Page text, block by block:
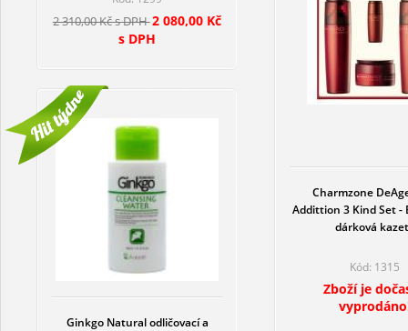
2 310,00 Kč s DPH2 080,00 Kč
s DPH
Ginkgo Natural odličovací a
Charmzone
Addittion 3 Kind Set -
dárková
Kód: 1315
Zboží je